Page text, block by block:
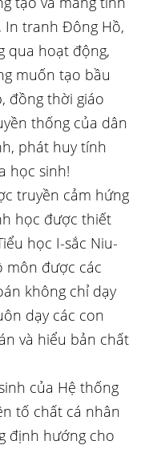
In tranh Đông Hồ,
qua hoạt động,
muốn tạo bầu
đồng thời giáo
thống của dân
phát huy tính
học sinh!
truyền cảm hứng
học được thiết
học I-sắc Niu-
môn được các
không chỉ dạy
dạy các con
và hiểu bản chất
của Hệ thống
tố chất cá nhân
định hướng cho